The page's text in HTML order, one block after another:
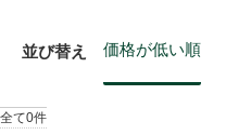
並び替え 価格が低い順
全て0件